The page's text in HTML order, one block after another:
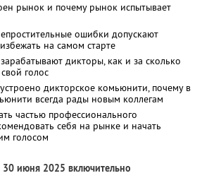
рынок и почему рынок испытывает
ошибки допускают
на самом старте
дикторы, как и за сколько
голос
дикторское комьюнити, почему в
всегда рады новым коллегам
частью профессионального
себя на рынке и начать
голосом
30 июня 2025 включительно